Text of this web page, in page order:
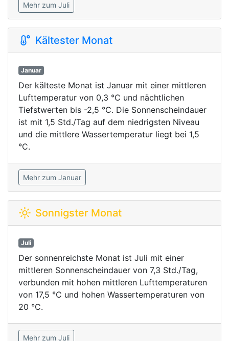
Mehr zum Juli
Kältester Monat
Januar
Der kälteste Monat ist Januar mit einer mittleren
Lufttemperatur von 0,3 °C und nächtlichen
Tiefstwerten bis -2,5 °C. Die Sonnenscheindauer
ist mit 1,5 Std./Tag auf dem niedrigsten Niveau
und die mittlere Wassertemperatur liegt bei 1,5
°C.
Mehr zum Januar
Sonnigster Monat
Juli
Der sonnenreichste Monat ist Juli mit einer
mittleren Sonnenscheindauer von 7,3 Std./Tag,
verbunden mit hohen mittleren Lufttemperaturen
von 17,5 °C und hohen Wassertemperaturen von
20 °C.
Mehr zum Juli